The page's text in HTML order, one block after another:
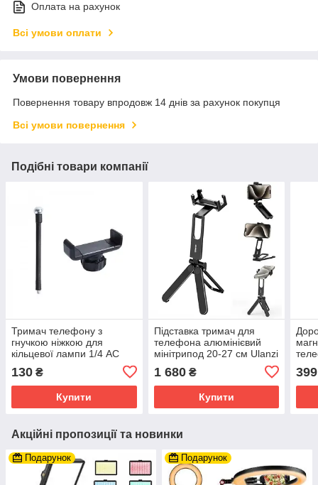
Оплата на рахунок
Всі умови оплати
Умови повернення
Повернення товару впродовж 14 днів за рахунок покупця
Всі умови повернення
Подібні товари компанії
Тримач телефону з
гнучкою ніжкою для
кільцевої лампи 1/4 AC
130 ₴
Купити
Підставка тримач для
телефона алюмінієвий
мінітрипод 20-27 см Ulanzi
1 680₴
Купити
399
Акційні пропозиції та новинки
Подарунок Подарунок